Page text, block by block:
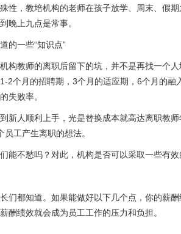
性，教培机构的老师在孩子放学、周末、假
晚上九点是常事。
的一些“知识点”
构教师的离职后留下的坑，并不是再找一个
2个月的招聘期，3个月的适应期，6个月的融
失败率。
新人顺利上手，光是替换成本就高达离职教
工产生离职的想法。
能不愁吗？对此，机构是否可以采取一些有
们都知道。如果能做好以下几个点，你的薪
酬绩效就会成为员工工作的压力和负担。